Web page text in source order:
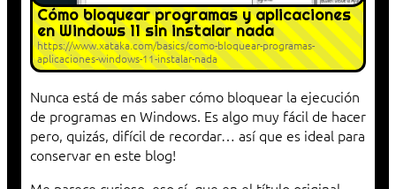
Cómo bloquear programas y aplicaciones
en Windows 11 sin instalar nada
https://www.xataka.com/basics/como-bloquear-programas-
aplicaciones-windows-11-instalar-nada
Nunca está de más saber cómo bloquear la ejecución
de programas en Windows. Es algo muy fácil de hacer
pero, quizás, difícil de recordar… así que es ideal para
conservar en este blog!